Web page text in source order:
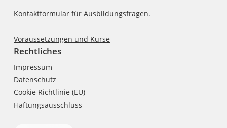
Kontaktformular für Ausbildungsfragen.
Voraussetzungen und Kurse
Rechtliches
Impressum
Datenschutz
Cookie Richtlinie (EU)
Haftungsausschluss